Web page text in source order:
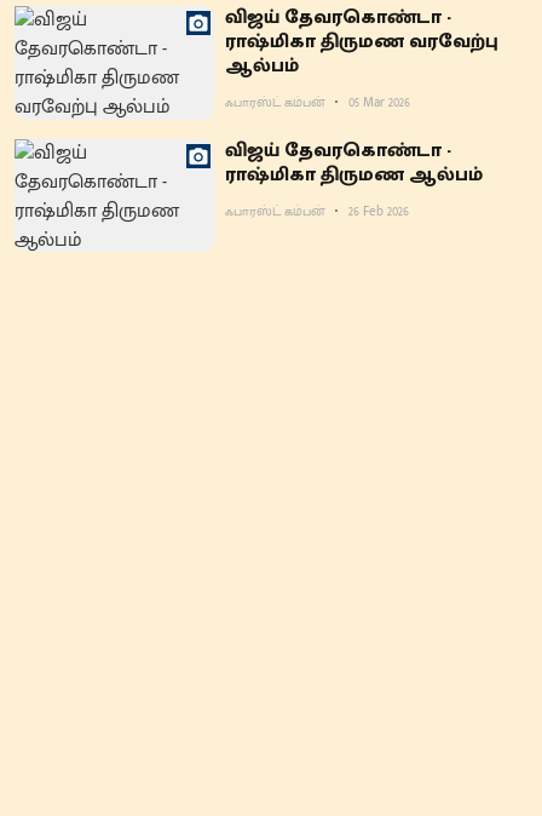
விஜய் தேவரகொண்டா -
ராஷ்மிகா திருமண வரவேற்பு
ஆல்பம்
ஃபாரஸ்ட் கம்பன் 05 Mar 2026
விஜய் தேவரகொண்டா -
ராஷ்மிகா திருமண ஆல்பம்
ஃபாரஸ்ட் கம்பன் 26 Feb 2026